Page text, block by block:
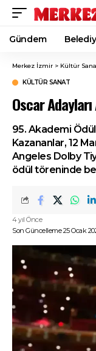
Gündem
Merkez İzmir > Kültür
KÜLTÜR SANAT
Oscar Adayları
95. Akademi
Kazananlar, 12
Angeles Dolby
ödül töreninde
Son Güncelleme 25 Ocak
4 yıl Önce